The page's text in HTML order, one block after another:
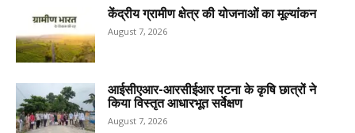
केंद्रीय ग्रामीण क्षेत्र की योजनाओं का मूल्यांकन
August 7, 2026
आईसीएआर-आरसीईआर पटना के कृषि छात्रों ने
किया विस्तृत आधारभूत सर्वेक्षण
August 7, 2026